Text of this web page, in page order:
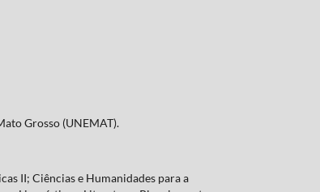
Grosso (UNEMAT).
II; Ciências e Humanidades para a